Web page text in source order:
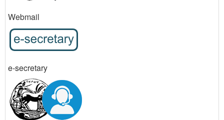
Webmail
e-secretary